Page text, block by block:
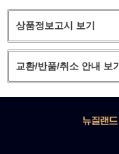
상품정보고시 보기
교환/반품/취소 안내 보기